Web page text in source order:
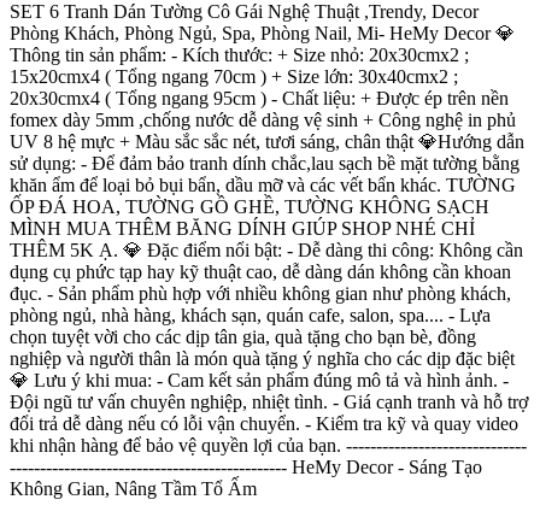
SET 6 Tranh Dán Tường Cô Gái Nghệ Thuật ,Trendy, Decor
Phòng Khách, Phòng Ngủ, Spa, Phòng Nail, Mi- HeMy Decor 💎
Thông tin sản phẩm: - Kích thước: + Size nhỏ: 20x30cmx2 ;
15x20cmx4 ( Tổng ngang 70cm ) + Size lớn: 30x40cmx2 ;
20x30cmx4 ( Tổng ngang 95cm ) - Chất liệu: + Được ép trên nền
fomex dày 5mm ,chống nước dễ dàng vệ sinh + Công nghệ in phủ
UV 8 hệ mực + Màu sắc sắc nét, tươi sáng, chân thật 💎Hướng dẫn
sử dụng: - Để đảm bảo tranh dính chắc,lau sạch bề mặt tường bằng
khăn ẩm để loại bỏ bụi bẩn, dầu mỡ và các vết bẩn khác. TƯỜNG
ỐP ĐÁ HOA, TƯỜNG GỒ GHỀ, TƯỜNG KHÔNG SẠCH
MÌNH MUA THÊM BĂNG DÍNH GIÚP SHOP NHÉ CHỈ
THÊM 5K Ạ. 💎 Đặc điểm nổi bật: - Dễ dàng thi công: Không cần
dụng cụ phức tạp hay kỹ thuật cao, dễ dàng dán không cần khoan
đục. - Sản phẩm phù hợp với nhiều không gian như phòng khách,
phòng ngủ, nhà hàng, khách sạn, quán cafe, salon, spa.... - Lựa
chọn tuyệt vời cho các dịp tân gia, quà tặng cho bạn bè, đồng
nghiệp và người thân là món quà tặng ý nghĩa cho các dịp đặc biệt
💎 Lưu ý khi mua: - Cam kết sản phẩm đúng mô tả và hình ảnh. -
Đội ngũ tư vấn chuyên nghiệp, nhiệt tình. - Giá cạnh tranh và hỗ trợ
đổi trả dễ dàng nếu có lỗi vận chuyển. - Kiểm tra kỹ và quay video
khi nhận hàng để bảo vệ quyền lợi của bạn. ------------------------------
---------------------------------------------- HeMy Decor - Sáng Tạo
Không Gian, Nâng Tầm Tổ Ấm